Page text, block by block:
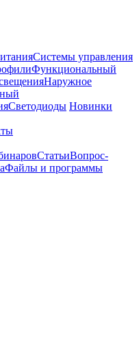
Системы управления
Функциональный
Наружное
Светодиоды Новинки
СтатьиВопрос-
Файлы и программы